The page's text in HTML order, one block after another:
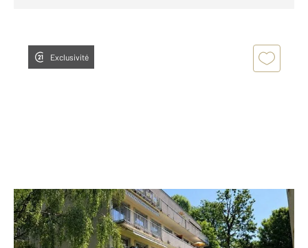
Exclusivité
TAVERNY 95
74,26 m2, 3 pièces
Ref : 6747